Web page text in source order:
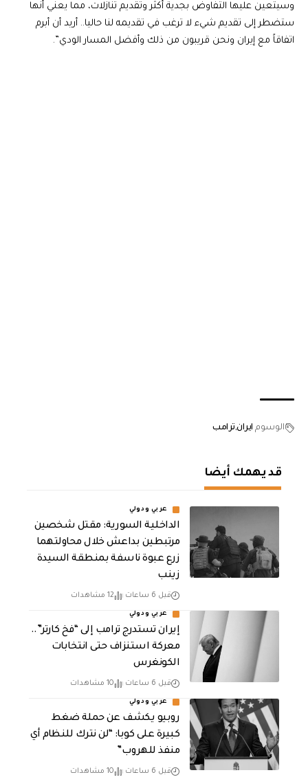
وسيتعين عليها التفاوض بجدية أكثر وتقديم تنازلات، مما يعني أنها
ستضطر إلى تقديم شيء لا ترغب في تقديمه لنا حاليا.. أريد أن أبرم
اتفاقاً مع إيران ونحن قريبون من ذلك وأفضل المسار الودي”.
الوسوم ايران ترامب
قد يهمك أيضا
عربي ودولي
الداخلية السورية: مقتل شخصين
مرتبطين بداعش خلال محاولتهما
زرع عبوة ناسفة بمنطقة السيدة
زينب
قبل 6 ساعات 12 مشاهدات
عربي ودولي
إيران تستدرج ترامب إلى “فخ كارتر”..
معركة استنزاف حتى انتخابات
الكونغرس
قبل 6 ساعات 10 مشاهدات
عربي ودولي
روبيو يكشف عن حملة ضغط
كبيرة على كوبا: “لن نترك للنظام أي
منفذ للهروب”
قبل 6 ساعات 10 مشاهدات